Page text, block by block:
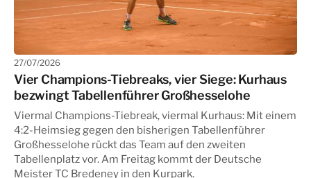
27/07/2026
Vier Champions-Tiebreaks, vier Siege: Kurhaus
bezwingt Tabellenführer Großhesselohe
Viermal Champions-Tiebreak, viermal Kurhaus: Mit einem
4:2-Heimsieg gegen den bisherigen Tabellenführer
Großhesselohe rückt das Team auf den zweiten
Tabellenplatz vor. Am Freitag kommt der Deutsche
Meister TC Bredeney in den Kurpark.